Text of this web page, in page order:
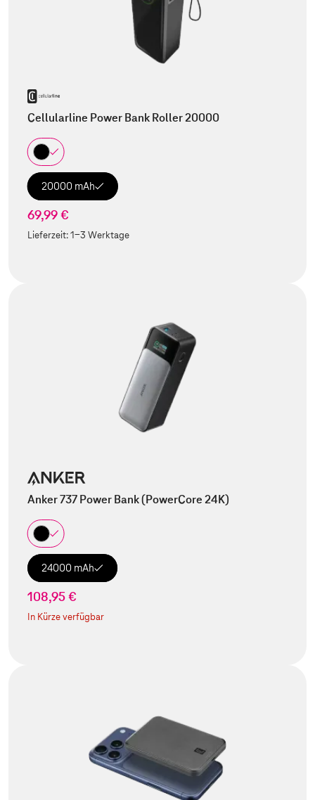
Cellularline Power Bank Roller 20000
20000 mAh
69,99 €
Lieferzeit:1-3 Werktage
Anker 737 Power Bank (PowerCore 24K)
24000 mAh
108,95 €
In Kürze verfügbar